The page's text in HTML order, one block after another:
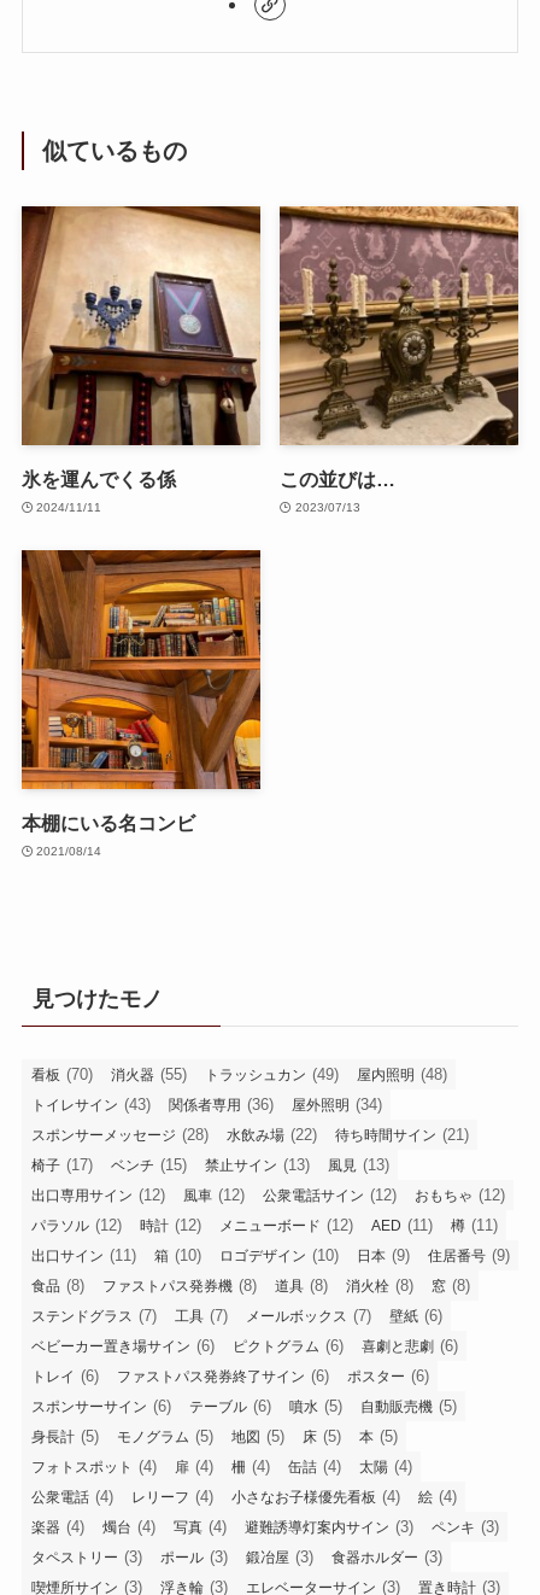
似ているもの
氷を運んでくる係
2024/11/11
この並びは…
2023/07/13
本棚にいる名コンビ
2021/08/14
見つけたモノ
看板 (70) 消火器 (55) トラッシュカン (49) 屋内照明 (48)
トイレサイン (43) 関係者専用 (36) 屋外照明 (34)
スポンサーメッセージ (28) 水飲み場 (22) 待ち時間サイン (21)
椅子 (17) ベンチ (15) 禁止サイン (13) 風見 (13)
出口専用サイン (12) 風車 (12) 公衆電話サイン (12) おもちゃ (12)
パラソル (12) 時計 (12) メニューボード (12) AED (11) 樽 (11)
出口サイン (11) 箱 (10) ロゴデザイン (10) 日本 (9) 住居番号 (9)
食品 (8) ファストパス発券機 (8) 道具 (8) 消火栓 (8) 窓 (8)
ステンドグラス (7) 工具 (7) メールボックス (7) 壁紙 (6)
ベビーカー置き場サイン (6) ピクトグラム (6) 喜劇と悲劇 (6)
トレイ (6) ファストパス発券終了サイン (6) ポスター (6)
スポンサーサイン (6) テーブル (6) 噴水 (5) 自動販売機 (5)
身長計 (5) モノグラム (5) 地図 (5) 床 (5) 本 (5)
フォトスポット (4) 扉 (4) 柵 (4) 缶詰 (4) 太陽 (4)
公衆電話 (4) レリーフ (4) 小さなお子様優先看板 (4) 絵 (4)
楽器 (4) 燭台 (4) 写真 (4) 避難誘導灯案内サイン (3) ペンキ (3)
タペストリー (3) ポール (3) 鍛冶屋 (3) 食器ホルダー (3)
喫煙所サイン (3) 浮き輪 (3) エレベーターサイン (3) 置き時計 (3)